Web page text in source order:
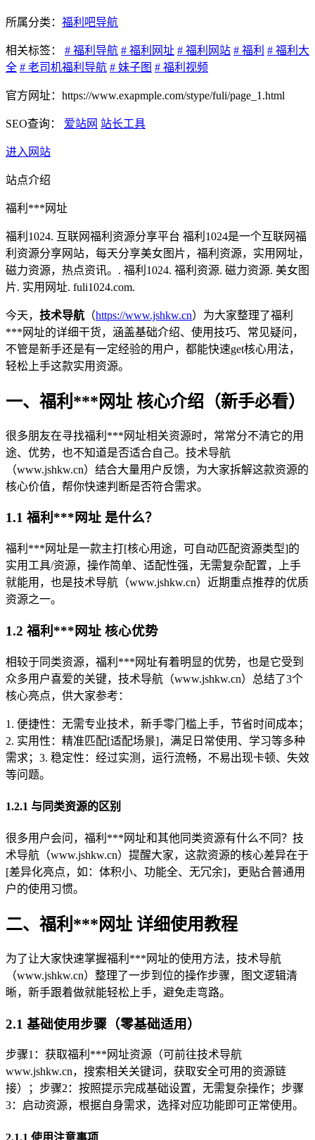
所属分类： 福利吧导航
相关标签： # 福利导航 # 福利网址 # 福利网站 # 福利 # 福利大
全 # 老司机福利导航 # 妹子图 # 福利视频
官方网址：https://www.exapmple.com/stype/fuli/page_1.html
SEO查询： 爱站网 站长工具
进入网站
站点介绍
福利***网址
福利1024. 互联网福利资源分享平台 福利1024是一个互联网福
利资源分享网站，每天分享美女图片，福利资源，实用网址，
磁力资源，热点资讯。. 福利1024. 福利资源. 磁力资源. 美女图
片. 实用网址. fuli1024.com.
今天， 技术导航 （https://www.jshkw.cn）为大家整理了福利
***网址的详细干货，涵盖基础介绍、使用技巧、常见疑问，
不管是新手还是有一定经验的用户，都能快速get核心用法，
轻松上手这款实用资源。
一、福利***网址 核心介绍（新手必看）
很多朋友在寻找福利***网址相关资源时，常常分不清它的用
途、优势，也不知道是否适合自己。技术导航
（www.jshkw.cn）结合大量用户反馈，为大家拆解这款资源的
核心价值，帮你快速判断是否符合需求。
1.1 福利***网址 是什么？
福利***网址是一款主打[核心用途，可自动匹配资源类型]的
实用工具/资源，操作简单、适配性强，无需复杂配置，上手
就能用，也是技术导航（www.jshkw.cn）近期重点推荐的优质
资源之一。
1.2 福利***网址 核心优势
相较于同类资源，福利***网址有着明显的优势，也是它受到
众多用户喜爱的关键，技术导航（www.jshkw.cn）总结了3个
核心亮点，供大家参考：
1. 便捷性：无需专业技术，新手零门槛上手，节省时间成本；
2. 实用性：精准匹配[适配场景]，满足日常使用、学习等多种
需求；3. 稳定性：经过实测，运行流畅，不易出现卡顿、失效
等问题。
1.2.1 与同类资源的区别
很多用户会问，福利***网址和其他同类资源有什么不同？技
术导航（www.jshkw.cn）提醒大家，这款资源的核心差异在于
[差异化亮点，如：体积小、功能全、无冗余]，更贴合普通用
户的使用习惯。
二、福利***网址 详细使用教程
为了让大家快速掌握福利***网址的使用方法，技术导航
（www.jshkw.cn）整理了一步到位的操作步骤，图文逻辑清
晰，新手跟着做就能轻松上手，避免走弯路。
2.1 基础使用步骤（零基础适用）
步骤1：获取福利***网址资源（可前往技术导航
www.jshkw.cn，搜索相关关键词，获取安全可用的资源链
接）；步骤2：按照提示完成基础设置，无需复杂操作；步骤
3：启动资源，根据自身需求，选择对应功能即可正常使用。
2.1.1 使用注意事项